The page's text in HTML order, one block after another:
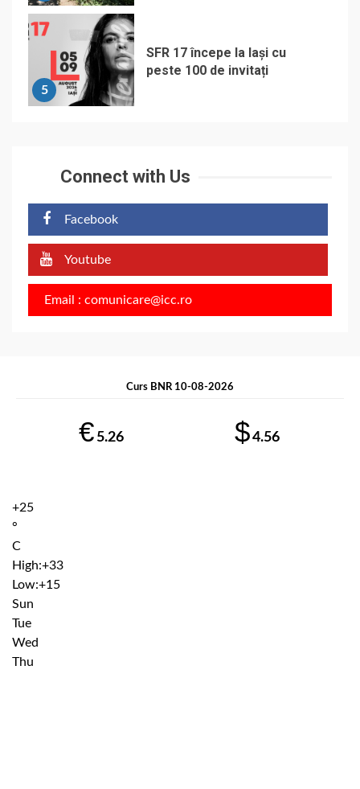
5
SFR 17 începe la Iași cu
peste 100 de invitați
Connect with Us
Facebook
Youtube
Email : comunicare@icc.ro
Curs BNR 10-08-2026
€ 5.26 $4.56
+25
°
C
High:+33
Low:+15
Sun
Tue
Wed
Thu